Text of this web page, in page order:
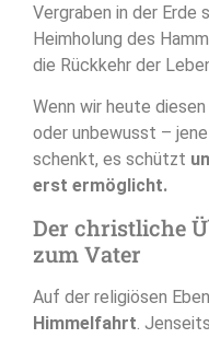
Vergraben in der Erde
Heimholung des
die Rückkehr der
Wenn wir heute
oder unbewusst –
schenkt, es schützt
erst ermöglicht.
Der christliche
zum Vater
Auf der religiösen
Himmelfahrt.